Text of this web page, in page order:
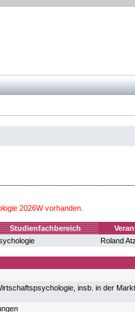
2026W vorhanden.
Studienfachbereich
Roland
insb. in der